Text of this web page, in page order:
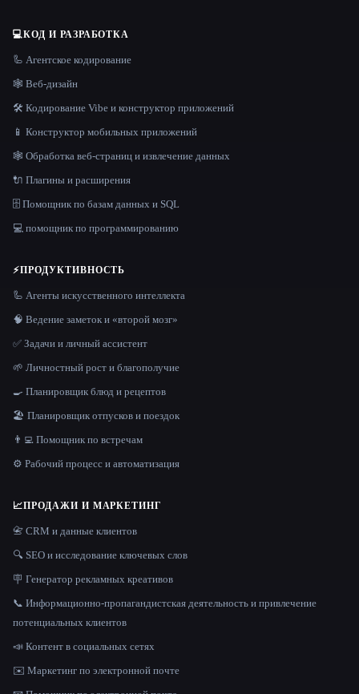
💻КОД И РАЗРАБОТКА
🦾 Агентское кодирование
🕸 Веб-дизайн
🛠️ Кодирование Vibe и конструктор приложений
📱 Конструктор мобильных приложений
🕸️ Обработка веб-страниц и извлечение данных
🔌 Плагины и расширения
🗄️ Помощник по базам данных и SQL
💻 помощник по программированию
⚡ПРОДУКТИВНОСТЬ
🦾 Агенты искусственного интеллекта
🧠 Ведение заметок и «второй мозг»
✅ Задачи и личный ассистент
🌱 Личностный рост и благополучие
🍳 Планировщик блюд и рецептов
🏖 Планировщик отпусков и поездок
👨‍💻 Помощник по встречам
⚙️ Рабочий процесс и автоматизация
📈ПРОДАЖИ И МАРКЕТИНГ
📇 CRM и данные клиентов
🔍 SEO и исследование ключевых слов
🪧 Генератор рекламных креативов
📞 Информационно-пропагандистская деятельность и привлечение
потенциальных клиентов
📣 Контент в социальных сетях
✉️ Маркетинг по электронной почте